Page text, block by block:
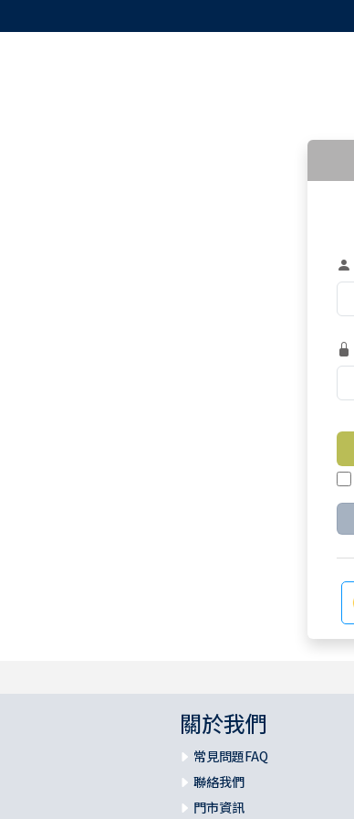
關於我們
常見問題FAQ
聯絡我們
門市資訊